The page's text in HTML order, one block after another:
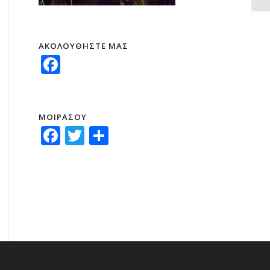
ΑΚΟΛΟΥΘΗΣΤΕ ΜΑΣ
Facebook
ΜΟΙΡΑΣΟΥ
Facebook
Twitter
Μοιραστείτε